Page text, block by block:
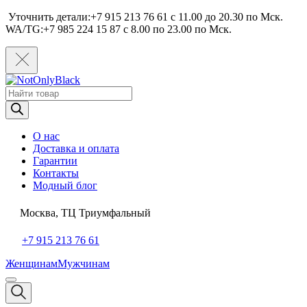
Уточнить детали:+7 915 213 76 61 c 11.00 до 20.30 по Мcк.
WA/TG:+7 985 224 15 87 c 8.00 по 23.00 по Мcк.
Поиск
товаров
О нас
Доставка и оплата
Гарантии
Контакты
Модный блог
Москва, ТЦ Триумфальный
+7 915 213 76 61
ЖенщинамМужчинам